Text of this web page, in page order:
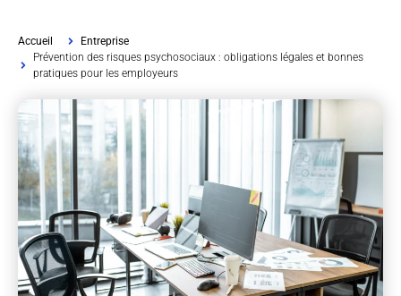
Accueil
Entreprise
Prévention des risques psychosociaux : obligations légales et bonnes
pratiques pour les employeurs